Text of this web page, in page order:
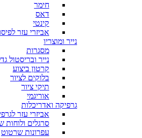
חימר
דאס
קינטי
אביזרי עזר
נייר ומוצריו
מסגרות
נייר ובריסטול
קרטון ביצוע
בלוקים לציור
תיקי ציור
אוריגמי
גרפיקה ואדריכלות
אביזרי עזר
סרגלים ולוחות
עפרונות שרטוט